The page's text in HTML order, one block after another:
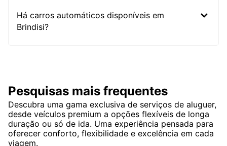
Há carros automáticos disponíveis em
Brindisi?
Pesquisas mais frequentes
Descubra uma gama exclusiva de serviços de aluguer,
desde veículos premium a opções flexíveis de longa
duração ou só de ida. Uma experiência pensada para
oferecer conforto, flexibilidade e excelência em cada
viagem.